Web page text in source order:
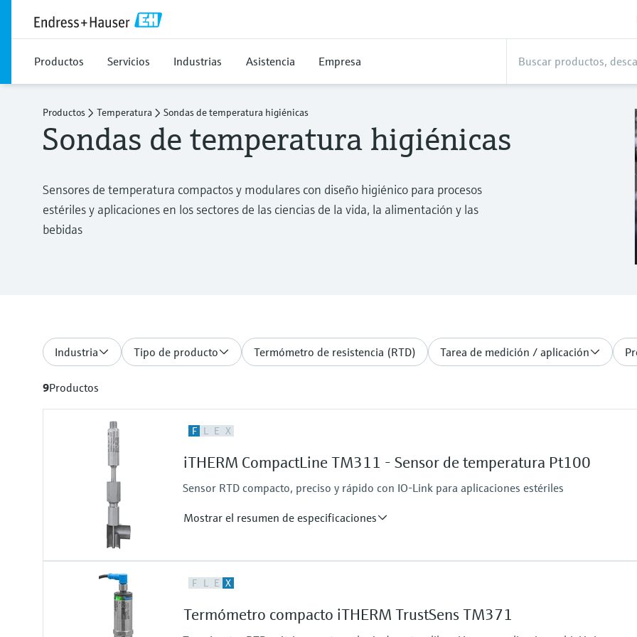
Productos Servicios Industrias Asistencia Empresa
Productos Temperatura Sondas de temperatura higiénicas
Sondas de temperatura higiénicas
Sensores de temperatura compactos y modulares con diseño higiénico para procesos
estériles y aplicaciones en los sectores de las ciencias de la vida, la alimentación y las
bebidas
Industria Tipo de producto Termómetro de resistencia (RTD) Tarea de medición / aplicación
9Productos
F L E X
iTHERM CompactLine TM311 - Sensor de temperatura Pt100
Sensor RTD compacto, preciso y rápido con IO-Link para aplicaciones estériles
Mostrar el resumen de especificaciones
Precisión
Tiempo de respuesta
t50 = 1 s
F L E X
Termómetro compacto iTHERM TrustSens TM371